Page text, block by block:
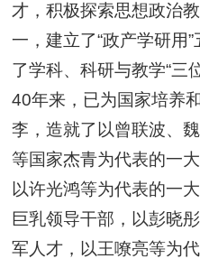
才，积极探索思想政治
一，建立了“政产学研用
了学科、科研与教学“三
40年来，已为国家培养
李，造就了以曾联波、
等国家杰青为代表的一
以许光鸿等为代表的一
巨乳领导干部，以彭晓
军人才，以王嘹亮等为